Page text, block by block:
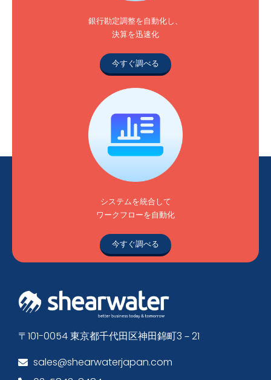
銀行勘定調整を自動化し、
決算を迅速化
今すぐ調べる
システムを統合して
ワークフローを自動化
今すぐ調べる
〒101-0054 東京都千代田区神田錦町3－21
sales@shearwaterjapan.com